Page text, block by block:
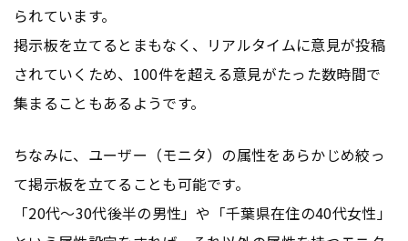
られています。
掲示板を立てるとまもなく、リアルタイムに意見が投稿
されていくため、100件を超える意見がたった数時間で
集まることもあるようです。
ちなみに、ユーザー（モニタ）の属性をあらかじめ絞っ
て掲示板を立てることも可能です。
「20代〜30代後半の男性」や「千葉県在住の40代女性」